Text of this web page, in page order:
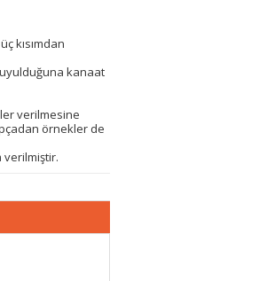
kısımdan
kanaat
verilmesine
örnekler de